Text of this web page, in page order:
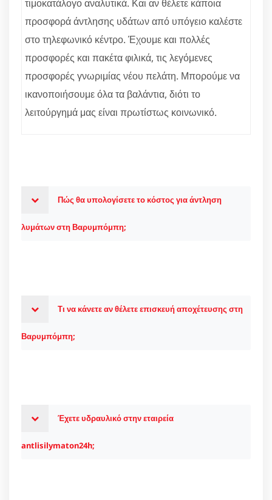
τιμοκατάλογο αναλυτικά. Και αν θέλετε κάποια
προσφορά άντλησης υδάτων από υπόγειο καλέστε
στο τηλεφωνικό κέντρο. Έχουμε και πολλές
προσφορές και πακέτα φιλικά, τις λεγόμενες
προσφορές γνωριμίας νέου πελάτη. Μπορούμε να
ικανοποιήσουμε όλα τα βαλάντια, διότι το
λειτούργημά μας είναι πρωτίστως κοινωνικό.
Πώς θα υπολογίσετε το κόστος για άντληση
λυμάτων στη Βαρυμπόμπη;
Τι να κάνετε αν θέλετε επισκευή αποχέτευσης στη
Βαρυμπόμπη;
Έχετε υδραυλικό στην εταιρεία
antlisilymaton24h;